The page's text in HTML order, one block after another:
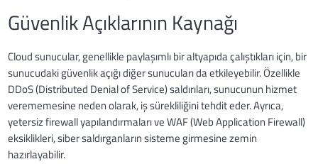
Güvenlik Açıklarının Kaynağı
Cloud sunucular, genellikle paylaşımlı bir altyapıda çalıştıkları için, bir
sunucudaki güvenlik açığı diğer sunucuları da etkileyebilir. Özellikle
DDoS (Distributed Denial of Service) saldırıları, sunucunun hizmet
verememesine neden olarak, iş sürekliliğini tehdit eder. Ayrıca,
yetersiz firewall yapılandırmaları ve WAF (Web Application Firewall)
eksiklikleri, siber saldırganların sisteme girmesine zemin
hazırlayabilir.